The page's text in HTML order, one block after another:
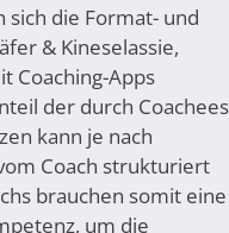
sich die Format- und
& Kineselassie,
Coaching-Apps
der durch Coachees
kann je nach
Coach strukturiert
brauchen somit eine
um die